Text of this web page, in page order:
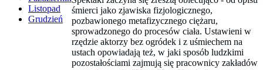
Listopad
Grudzień
śmierci jako zjawiska fizjologicznego,
pozbawionego metafizycznego ciężaru,
sprowadzonego do procesów ciała. Ustawieni w
rzędzie aktorzy bez ogródek i z uśmiechem na
ustach opowiadają też, w jaki sposób ludzkimi
pozostałościami zajmują się pracownicy zakładów